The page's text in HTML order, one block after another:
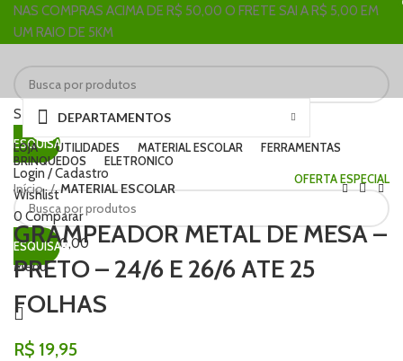
NAS COMPRAS ACIMA DE R$ 50,00 O FRETE SAI A R$ 5,00 EM
UM RAIO DE 5KM
Selecione a categoria
PESQUISAR
Login / Cadastro
Wishlist
0 Comparar
R$0,00
Menu
DEPARTAMENTOS
LOJA UTILIDADES MATERIAL ESCOLAR
FERRAMENTAS
BRINQUEDOS
ELETRONICO
OFERTA ESPECIAL
PESQUISAR
Clique para ampliar
Início MATERIAL ESCOLAR
GRAMPEADOR METAL DE MESA –
PRETO – 24/6 E 26/6 ATE 25
FOLHAS
R$ 19,95